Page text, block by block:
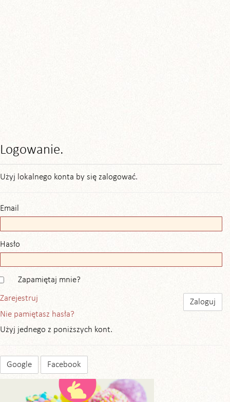
Logowanie.
Użyj lokalnego konta by się zalogować.
Email
Hasło
Zapamiętaj mnie?
Zarejestruj
Nie pamiętasz hasła?
Użyj jednego z poniższych kont.
Google Facebook